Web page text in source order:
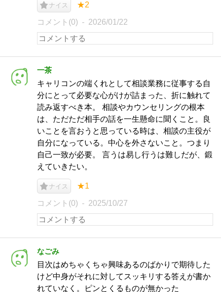
ナイス ★2
コメント(0) 2026/01/22
一茶
キャリコンの端くれとして相談業務に従事する自
分にとって必要な心がけが詰まった、折に触れて
読み返すべき本。 相談やカウンセリングの根本
は、ただただ相手の話を一生懸命に聞くこと。良
いことを言おうと思っている時は、相談の主役が
自分になっている。中心を外さないこと。つまり
自己一致が必要。 言うは易し行うは難しだが、鍛
えていきたい。
ナイス ★1
コメント(0) 2025/10/27
なごみ
目次はめちゃくちゃ興味あるのばかりで期待した
けど中身がそれに対してスッキリする答えが書か
れていなく。ピンとくるものが無かった